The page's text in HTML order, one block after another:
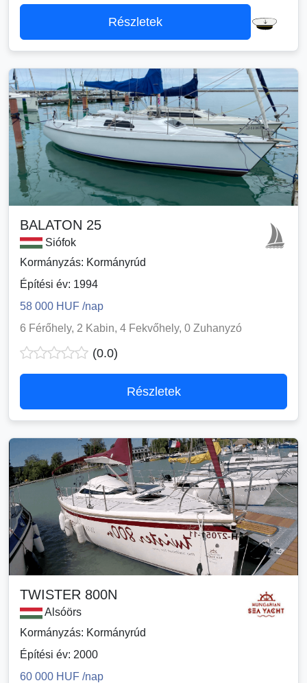
Részletek
BALATON 25
Siófok
Kormányzás: Kormányrúd
Építési év: 1994
58 000 HUF /nap
6 Férőhely, 2 Kabin, 4 Fekvőhely, 0 Zuhanyzó
(0.0)
Részletek
TWISTER 800N
Alsóörs
Kormányzás: Kormányrúd
Építési év: 2000
60 000 HUF /nap